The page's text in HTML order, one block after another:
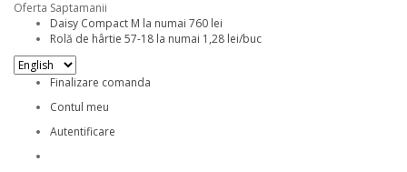
Oferta Saptamanii
Daisy Compact M la numai 760 lei
Rolă de hârtie 57-18 la numai 1,28 lei/buc
Finalizare comanda
Contul meu
Autentificare